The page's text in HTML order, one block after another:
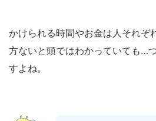
かけられる時間やお金は人それぞ
方ないと頭ではわかっていても…
すよね。